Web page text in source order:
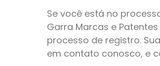
Se você está no
Garra Marcas e
processo de registro.
em contato conosco, e